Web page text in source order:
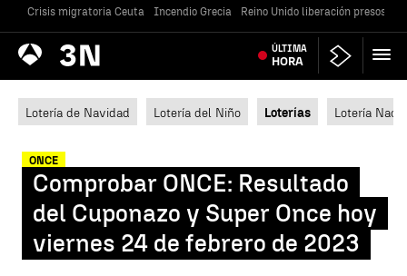
Crisis migratoria Ceuta Incendio Grecia Reino Unido liberación presos
Antena
3 Noticias ÚLTIMA
HORA
Lotería de Navidad Lotería del Niño Loterías Lotería
ONCE
Comprobar ONCE: Resultado
del Cuponazo y Super Once hoy
viernes 24 de febrero de 2023